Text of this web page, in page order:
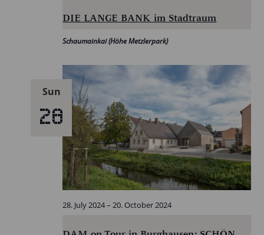
DIE LANGE BANK im Stadtraum
Schaumainkai (Höhe Metzlerpark)
Sun
28
28. July 2024–20. October 2024